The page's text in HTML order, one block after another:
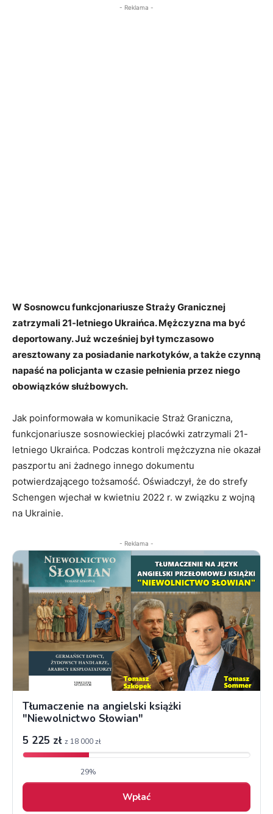
- Reklama -
W Sosnowcu funkcjonariusze Straży Granicznej
zatrzymali 21-letniego Ukraińca. Mężczyzna ma być
deportowany. Już wcześniej był tymczasowo
aresztowany za posiadanie narkotyków, a także czynną
napaść na policjanta w czasie pełnienia przez niego
obowiązków służbowych.
Jak poinformowała w komunikacie Straż Graniczna,
funkcjonariusze sosnowieckiej placówki zatrzymali 21-
letniego Ukraińca. Podczas kontroli mężczyzna nie okazał
paszportu ani żadnego innego dokumentu
potwierdzającego tożsamość. Oświadczył, że do strefy
Schengen wjechał w kwietniu 2022 r. w związku z wojną
na Ukrainie.
- Reklama -